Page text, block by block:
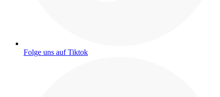
Folge uns auf Tiktok